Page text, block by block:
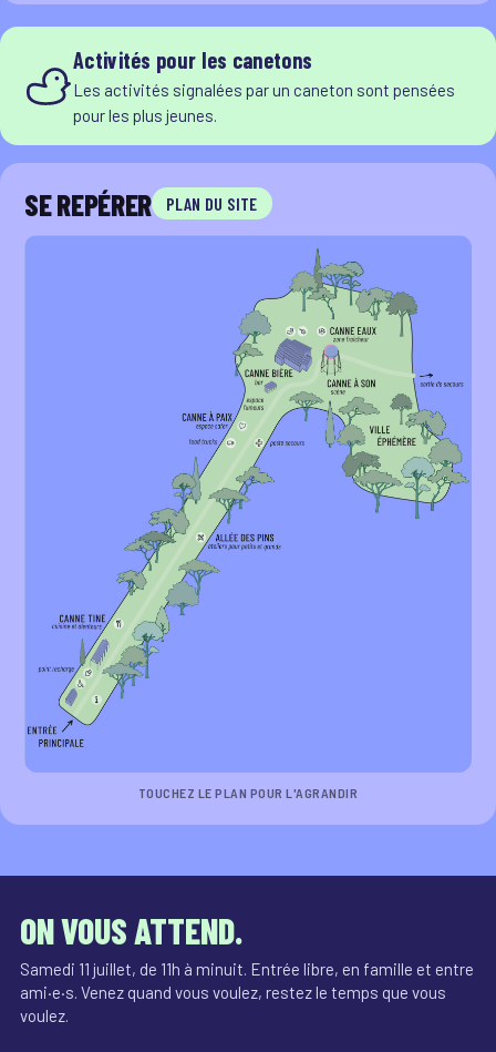
Activités pour les canetons
Les activités signalées par un caneton sont pensées
pour les plus jeunes.
SE REPÉRER PLAN DU SITE
TOUCHEZ LE PLAN POUR L'AGRANDIR
ON VOUS ATTEND.
Samedi 11 juillet, de 11h à minuit. Entrée libre, en famille et entre
ami·e·s. Venez quand vous voulez, restez le temps que vous
voulez.